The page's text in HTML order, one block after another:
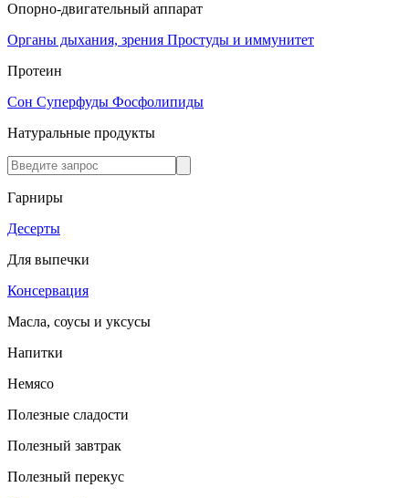
Опорно-двигательный аппарат
Органы дыхания, зрения Простуды и иммунитет
Протеин
Сон Суперфуды Фосфолипиды
Натуральные продукты
Гарниры
Десерты
Для выпечки
Консервация
Масла, соусы и уксусы
Напитки
Немясо
Полезные сладости
Полезный завтрак
Полезный перекус